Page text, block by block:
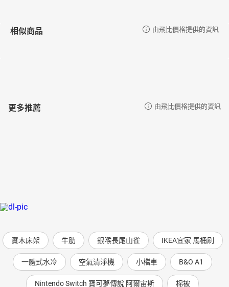
相似商品 由飛比價格提供的資訊
更多推薦 由飛比價格提供的資訊
實木床架 牛肋 銀喉長尾山雀 IKEA宜家 馬桶刷
一體式水冷 空氣清淨機 小檔車 B&O A1
Nintendo Switch 寶可夢傳說 阿爾宙斯 棉被